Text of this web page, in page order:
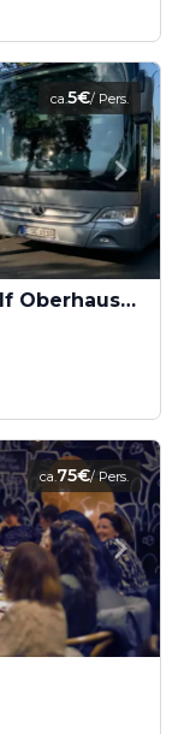
ca.5€/ Pers.
Chauffeur-Service bei Topgolf Oberhausen
ca.75€/ Pers.